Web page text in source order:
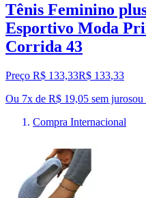
Tênis Feminino
Esportivo Moda
Corrida 43
Preço R$ 133,33R$ 133,33
Ou 7x de R$ 19,05 sem jurosou
Compra Internacional